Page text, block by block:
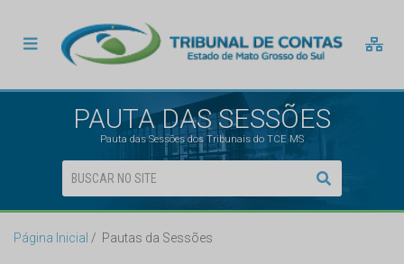
PAUTA DAS SESSÕES
Pauta das Sessões dos Tribunais do TCE MS
Página Inicial Pautas da Sessões